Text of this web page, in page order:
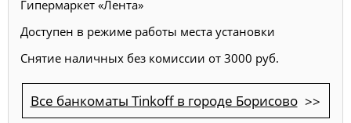
Гипермаркет «Лента»
Доступен в режиме работы места установки
Снятие наличных без комиссии от 3000 руб.
Все банкоматы Tinkoff в городе Борисово